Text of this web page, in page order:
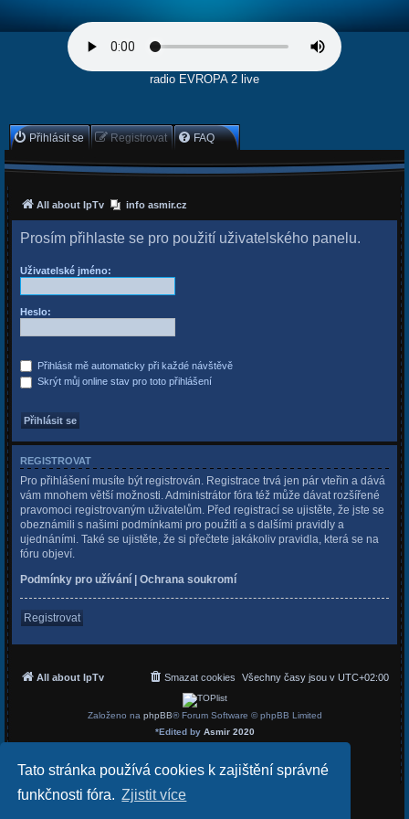
Tato stránka používá cookies k zajištění správné
funkčnosti fóra. Zjistit více
radio EVROPA 2 live
Přihlásit se Registrovat FAQ
All about IpTv info asmir.cz
Prosím přihlaste se pro použití uživatelského panelu.
Uživatelské jméno:
Heslo:
Přihlásit mě automaticky při každé návštěvě
Skrýt můj online stav pro toto přihlášení
REGISTROVAT
Pro přihlášení musíte být registrován. Registrace trvá jen pár vteřin a dává
vám mnohem větší možnosti. Administrátor fóra též může dávat rozšířené
pravomoci registrovaným uživatelům. Před registrací se ujistěte, že jste se
obeznámili s našimi podmínkami pro použití a s dalšími pravidly a
ujednáními. Také se ujistěte, že si přečtete jakákoliv pravidla, která se na
fóru objeví.
Podmínky pro užívání
Ochrana soukromí
Registrovat
All about IpTv Všechny časy jsou v UTC+02:00
Smazat cookies
Založeno na phpBB® Forum Software © phpBB Limited
*Edited by Asmir 2020
Soukromí| Podmínky